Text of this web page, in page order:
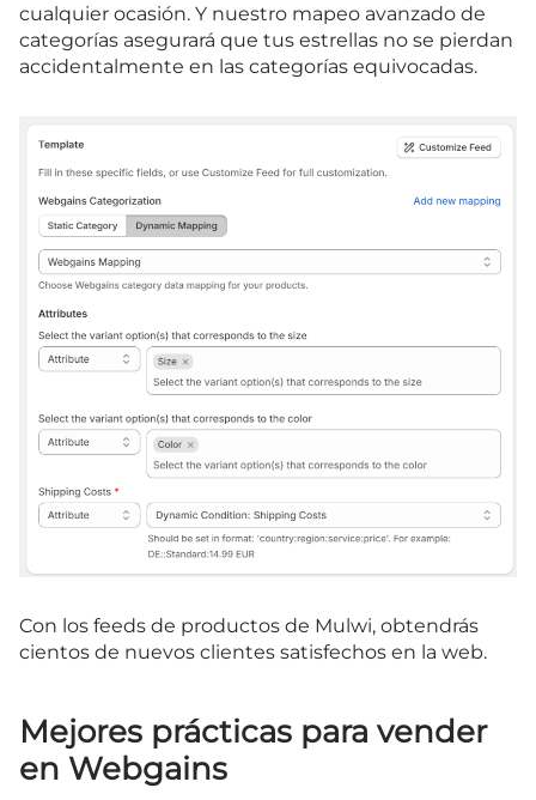
cualquier ocasión. Y nuestro mapeo avanzado de
categorías asegurará que tus estrellas no se pierdan
accidentalmente en las categorías equivocadas.
Con los feeds de productos de Mulwi, obtendrás
cientos de nuevos clientes satisfechos en la web.
Mejores prácticas para vender
en Webgains